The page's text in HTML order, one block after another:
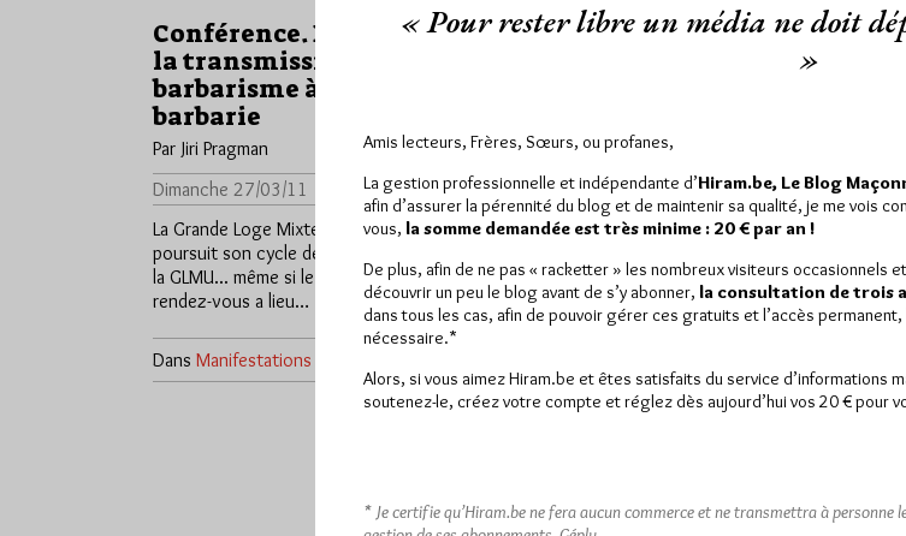
Conférence. Eloge de
la transmission: du
barbarisme à la
barbarie
Par Jiri Pragman
Dimanche 27/03/11
Lu 249 fois
La Grande Loge Mixte Universelle
poursuit son cycle de vendredis de
la GLMU... même si le prochain
rendez-vous a lieu…
Dans Manifestations
« Pour rester libre un média ne doit
»
Amis lecteurs, Frères, Sœurs, ou profanes,
La gestion professionnelle et indépendante d’Hiram.be, Le Blog
afin d’assurer la pérennité du blog et de maintenir sa qualité, je me vois
vous, la somme demandée est très minime : 20 € par an !
De plus, afin de ne pas « racketter » les nombreux visiteurs occasionnels
découvrir un peu le blog avant de s’y abonner, la consultation de trois
dans tous les cas, afin de pouvoir gérer ces gratuits et l’accès
nécessaire.*
Alors, si vous aimez Hiram.be et êtes satisfaits du service d’informations
soutenez-le, créez votre compte et réglez dès aujourd’hui vos 20 € pour
* Je certifie qu’Hiram.be ne fera aucun commerce et ne transmettra à personne